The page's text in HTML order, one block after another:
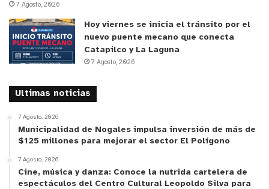
puedan visitar las redes sociales del Municipio. El
Facebook es “I. Municipalidad de Putaendo” y el
Instagram @muni_putaendo.
7 Agosto, 2026
Hoy viernes se inicia el tránsito por el
nuevo puente mecano que conecta
Catapilco y La Laguna
7 Agosto, 2026
Ultimas noticias
7 Agosto, 2026
Municipalidad de Nogales impulsa inversión de más de
$125 millones para mejorar el sector El Polígono
7 Agosto, 2026
Cine, música y danza: Conoce la nutrida cartelera de
espectáculos del Centro Cultural Leopoldo Silva para